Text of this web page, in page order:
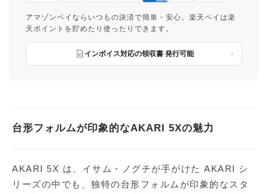
アマゾンペイならいつもの決済で簡単・安心。楽天ペイは楽
天ポイントを貯めたり使ったりできます。
インボイス対応の領収書 発行可能
台形フォルムが印象的なAKARI 5Xの魅力
AKARI 5X は、イサム・ノグチが手がけた AKARI シ
リーズの中でも、独特の台形フォルムが印象的なスタ